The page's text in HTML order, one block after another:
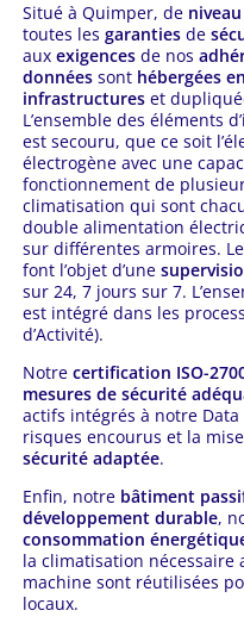
Situé à Quimper, de
toutes les garanties de
aux exigencesde nos
donnéessont hébergées
infrastructureset
L’ensemble des éléments
est secouru, que ce soit
électrogène avec une
fonctionnement de
climatisation qui sont
double alimentation
sur différentes armoires. Le
font l’objet d’une
sur 24, 7 jours sur 7.
est intégré dans les
d’Activité).
Notre certification ISO-
mesures de sécurité
actifs intégrés à notre
risques encourus et la
sécurité adaptée.
Enfin, notre bâtiment
développement durable,
consommation
la climatisation nécessaire
machine sont réutilisées
locaux.